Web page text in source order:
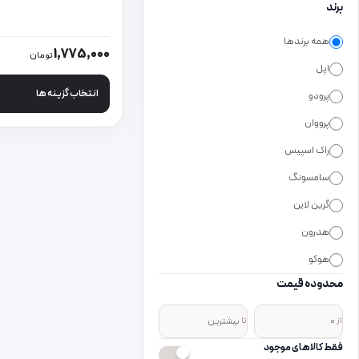
برند
همه برندها
اپل
پرودو
پرووان
راک اسپیس
سامسونگ
گرین لاین
هدرون
هوکو
محدوده قیمت
از تا
فقط کالاهای موجود
1,775,000تومان
انتخاب گزینه ها
این محصول دارای